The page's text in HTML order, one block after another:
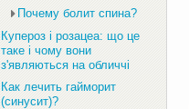
Почему болит спина?
Купероз і розацеа: що це
таке і чому вони
з'являються на обличчі
Как лечить гайморит
(синусит)?